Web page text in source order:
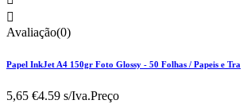

Avaliação(0)
Papel InkJet A4 150gr Foto Glossy - 50 Folhas / Papeis e Tra
5,65 €4.59 s/Iva.Preço